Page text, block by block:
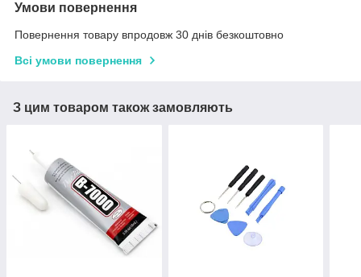
Умови повернення
Повернення товару впродовж 30 днів безкоштовно
Всі умови повернення
З цим товаром також замовляють